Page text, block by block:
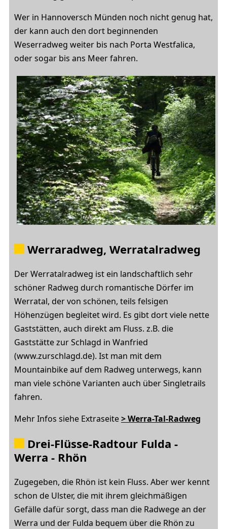
Wer in Hannoversch Münden noch nicht genug hat,
der kann auch den dort beginnenden
Weserradweg weiter bis nach Porta Westfalica,
oder sogar bis ans Meer fahren.
Werraradweg, Werratalradweg
Der Werratalradweg ist ein landschaftlich sehr
schöner Radweg durch romantische Dörfer im
Werratal, der von schönen, teils felsigen
Höhenzügen begleitet wird. Es gibt dort viele nette
Gaststätten, auch direkt am Fluss. z.B. die
Gaststätte zur Schlagd in Wanfried
(www.zurschlagd.de). Ist man mit dem
Mountainbike auf dem Radweg unterwegs, kann
man viele schöne Varianten auch über Singletrails
fahren.
Mehr Infos siehe Extraseite> Werra-Tal-Radweg
Drei-Flüsse-Radtour Fulda -
Werra - Rhön
Zugegeben, die Rhön ist kein Fluss. Aber wer kennt
schon de Ulster, die mit ihrem gleichmäßigen
Gefälle dafür sorgt, dass man die Radwege an der
Werra und der Fulda bequem über die Rhön zu